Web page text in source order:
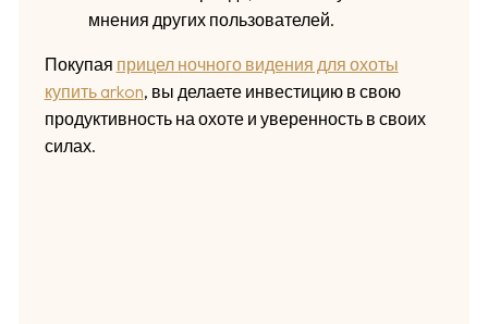
мнения других пользователей.
Покупая прицел ночного видения для охоты
купить arkon, вы делаете инвестицию в свою
продуктивность на охоте и уверенность в своих
силах.